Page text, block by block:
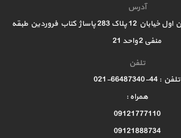
آدرس
تهران مقابل دانشگاه تهران اول خیابان 12 پلاک 283 پاساژ کتاب فروردین طبقه
منفی 2 واحد 21
تلفن
تلفن : 44-66487340-021
همراه :
09121777110
09121888734